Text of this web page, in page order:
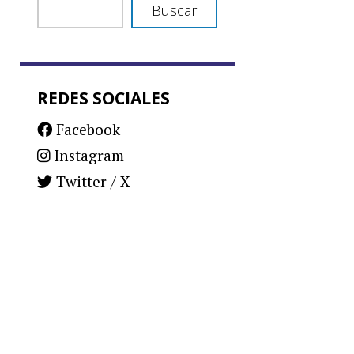
Buscar
REDES SOCIALES
Facebook
Instagram
Twitter / X